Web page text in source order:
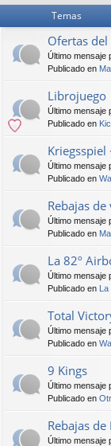
Temas
Ofertas del
Último mensaje
Publicado en
Librojuego
Último mensaje
Publicado en
Kriegsspiel
Último mensaje
Publicado en
Rebajas
Último mensaje
Publicado en
La 82º
Último mensaje
Publicado en La
Total
Último mensaje
Publicado en
9 Kings
Último mensaje
Publicado en
Rebajas
Último mensaje